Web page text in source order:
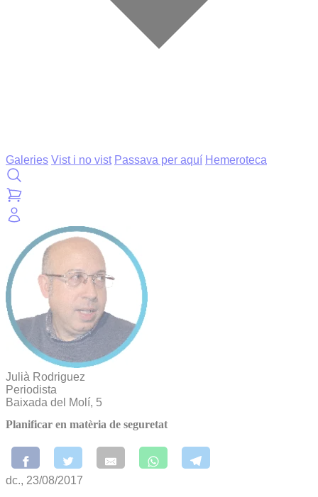
Galeries Vist i no vist Passava per aquí Hemeroteca
Julià Rodriguez
Periodista
Baixada del Molí, 5
Planificar en matèria de seguretat
dc., 23/08/2017